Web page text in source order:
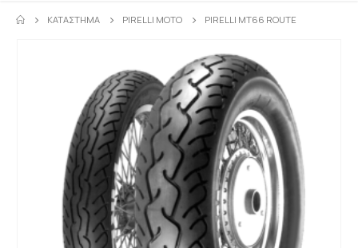
ΚΑΤΆΣΤΗΜΑ PIRELLI MOTO PIRELLI MT66 ROUTE